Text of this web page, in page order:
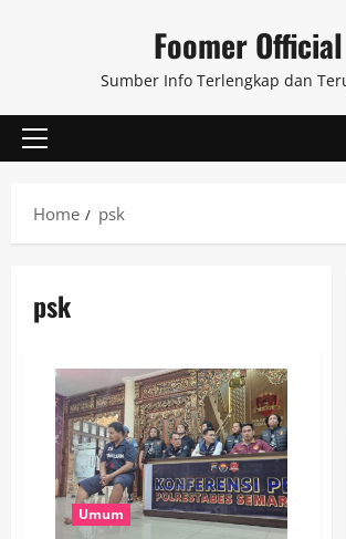
Foomer Official
Sumber Info Terlengkap dan
Primary
Home
psk
psk
Umum